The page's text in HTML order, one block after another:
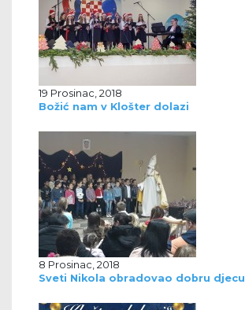
19 Prosinac, 2018
Božić nam v Klošter dolazi
8 Prosinac, 2018
Sveti Nikola obradovao dobru djecu